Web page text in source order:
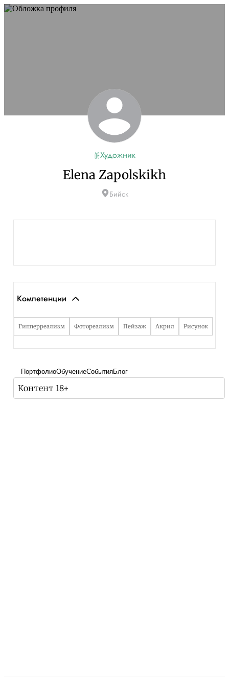
Художник
Elena Zapolskikh
Бийск
Компетенции
Гипперреализм Фотореализм Пейзаж Акрил Рисунок
ПортфолиоОбучениеСобытияБлог
Контент 18+